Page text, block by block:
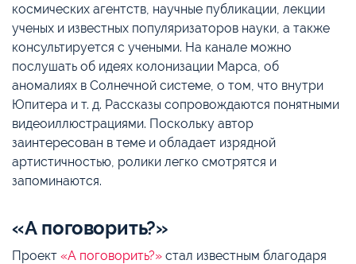
космических агентств, научные публикации, лекции
ученых и известных популяризаторов науки, а также
консультируется с учеными. На канале можно
послушать об идеях колонизации Марса, об
аномалиях в Солнечной системе, о том, что внутри
Юпитера и т. д. Рассказы сопровождаются понятными
видеоиллюстрациями. Поскольку автор
заинтересован в теме и обладает изрядной
артистичностью, ролики легко смотрятся и
запоминаются.
«А поговорить?»
Проект «А поговорить?» стал известным благодаря